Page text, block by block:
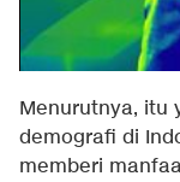
Menurutnya, itu
demografi di
memberi